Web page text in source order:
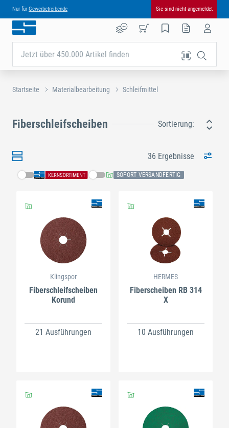
Nur für Gewerbetreibende Sie sind nicht angemeldet
Jetzt über 450.000 Artikel finden
Startseite Materialbearbeitung Schleifmittel
Fiberschleifscheiben Sortierung:
36 Ergebnisse
SOFORT VERSANDFERTIG
Klingspor
Fiberschleifscheiben
Korund
21 Ausführungen
HERMES
Fiberscheiben RB 314
X
10 Ausführungen